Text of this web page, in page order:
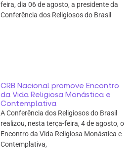
feira, dia 06 de agosto, a presidente da
Conferência dos Religiosos do Brasil
CRB Nacional promove Encontro
da Vida Religiosa Monástica e
Contemplativa
A Conferência dos Religiosos do Brasil
realizou, nesta terça-feira, 4 de agosto, o
Encontro da Vida Religiosa Monástica e
Contemplativa,